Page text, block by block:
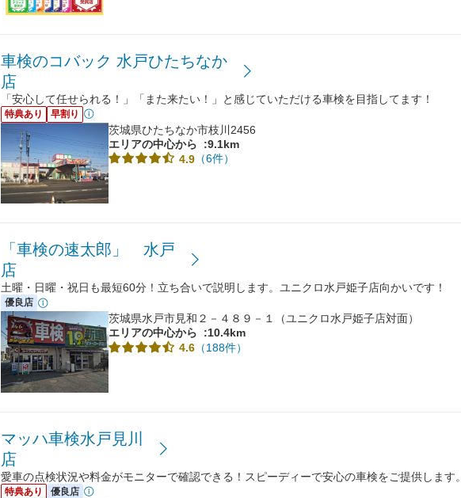
車検のコバック 水戸ひたちなか
店
「安心して任せられる！」「また来たい！」と感じていただける車検を目指してます！
特典あり 早割り
茨城県ひたちなか市枝川2456
エリアの中心から
:9.1km
4.9 （6件）
「車検の速太郎」 水戸
店
土曜・日曜・祝日も最短60分！立ち合いで説明します。ユニクロ水戸姫子店向かいです！
優良店
茨城県水戸市見和２－４８９－１（ユニクロ水戸姫子店対面）
エリアの中心から
:10.4km
4.6 （188件）
マッハ車検水戸見川
店
愛車の点検状況や料金がモニターで確認できる！スピーディーで安心の車検をご提供します。
特典あり 優良店